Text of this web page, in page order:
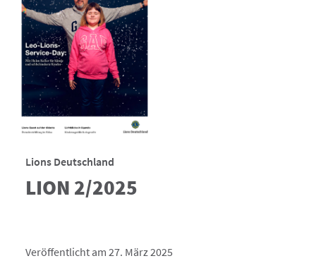
Lions Deutschland
LION 2/2025
Veröffentlicht am 27. März 2025